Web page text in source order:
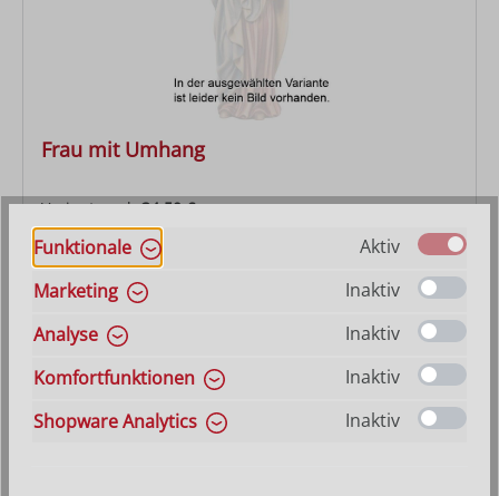
Frau mit Umhang
Varianten ab34,50 €
Regulärer Preis:
113,00 €
Funktionale
Aktiv
Marketing
Inaktiv
Analyse
Inaktiv
Komfortfunktionen
Inaktiv
Shopware Analytics
Inaktiv